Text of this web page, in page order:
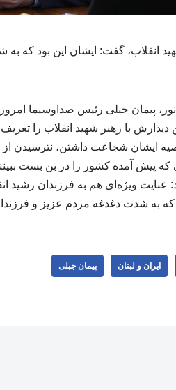
انقلاب، گفت: ایشان این بود که
پیمان جبلی رئیس صداوسیما
با رهبر شهید انقلاب را
ایشان شجاعت داشتن، نترسیدن
که پیش آمده کشور را در بن بست
ویژه‌ای هم به فرزندان رشید
به شدت دغدغه مردم عزیز و فرزندان
ایران و لبنان پیمان جبلی